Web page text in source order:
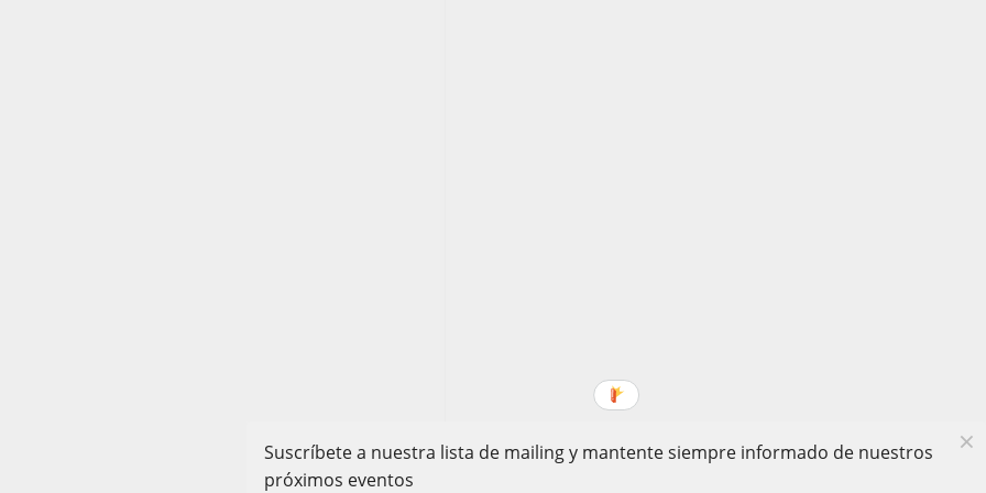
Suscríbete a nuestra lista de mailing y mantente siempre informado de nuestros
próximos eventos